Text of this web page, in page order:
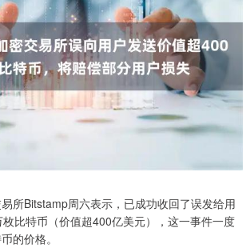
Bitstamp周六表示，已成功收回了误发给用
比特币（价值超400亿美元），这一事件一度
的价格。